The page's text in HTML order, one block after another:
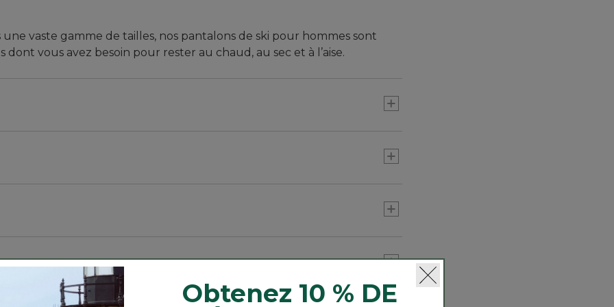
vaste gamme de tailles, nos pantalons de ski pour hommes sont
vous avez besoin pour rester au chaud, au sec et à l’aise.
30 po.
imperméable et respirante
et une poche jambe à fermeture éclair verticale
de mouvement pour se plier et pivoter.Obtenez 10 % DE